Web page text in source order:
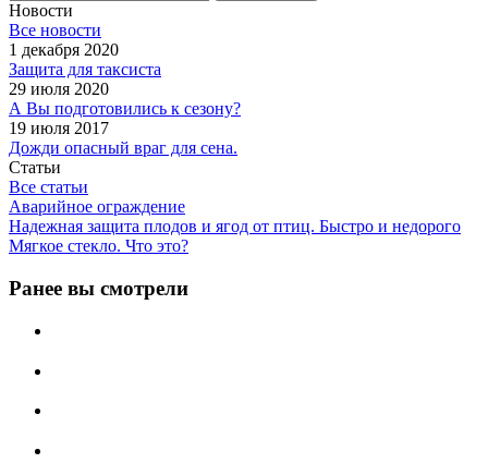
Новости
Все новости
1 декабря 2020
Защита для таксиста
29 июля 2020
А Вы подготовились к сезону?
19 июля 2017
Дожди опасный враг для сена.
Статьи
Все статьи
Аварийное ограждение
Надежная защита плодов и ягод от птиц. Быстро и недорого
Мягкое стекло. Что это?
Ранее вы смотрели